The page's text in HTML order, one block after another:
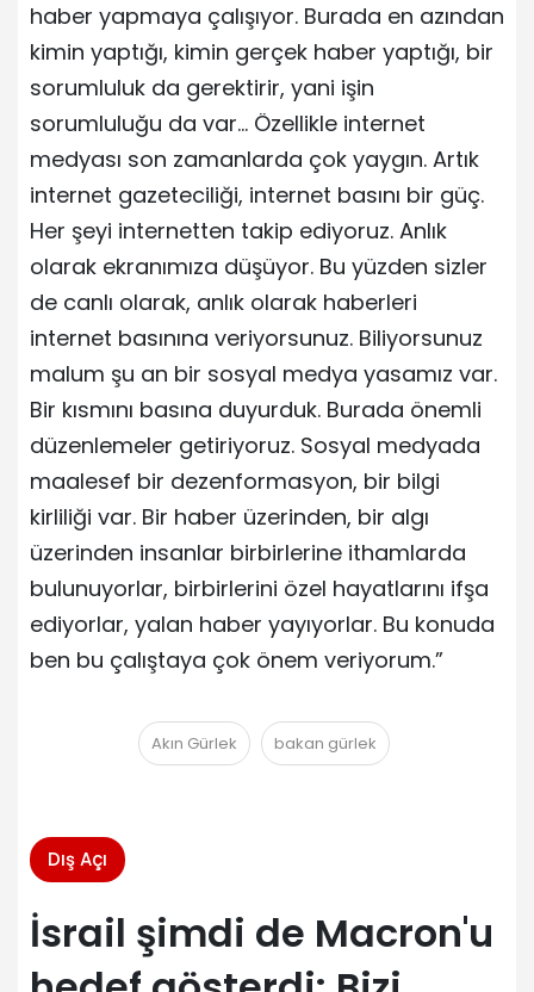
haber yapmaya çalışıyor. Burada en azından
kimin yaptığı, kimin gerçek haber yaptığı, bir
sorumluluk da gerektirir, yani işin
sorumluluğu da var… Özellikle internet
medyası son zamanlarda çok yaygın. Artık
internet gazeteciliği, internet basını bir güç.
Her şeyi internetten takip ediyoruz. Anlık
olarak ekranımıza düşüyor. Bu yüzden sizler
de canlı olarak, anlık olarak haberleri
internet basınına veriyorsunuz. Biliyorsunuz
malum şu an bir sosyal medya yasamız var.
Bir kısmını basına duyurduk. Burada önemli
düzenlemeler getiriyoruz. Sosyal medyada
maalesef bir dezenformasyon, bir bilgi
kirliliği var. Bir haber üzerinden, bir algı
üzerinden insanlar birbirlerine ithamlarda
bulunuyorlar, birbirlerini özel hayatlarını ifşa
ediyorlar, yalan haber yayıyorlar. Bu konuda
ben bu çalıştaya çok önem veriyorum.”
Akın Gürlek bakan gürlek
Dış Açı
İsrail şimdi de Macron'u